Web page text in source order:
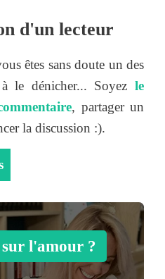
d'un lecteur
êtes sans doute un des
le dénicher... Soyez le
, partager un
la discussion :).
l'amour ?